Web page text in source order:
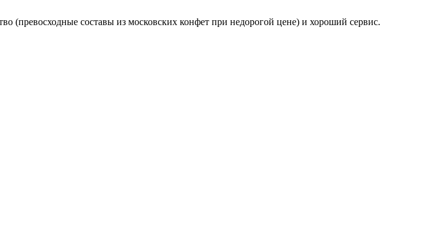
(превосходные составы из московских конфет при недорогой цене) и хороший сервис.